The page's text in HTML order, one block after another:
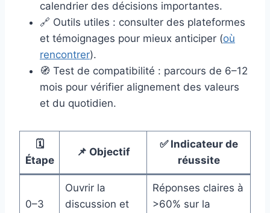
calendrier des décisions importantes.
🔗 Outils utiles : consulter des plateformes
et témoignages pour mieux anticiper (où
rencontrer).
🧭 Test de compatibilité : parcours de 6–12
mois pour vérifier alignement des valeurs
et du quotidien.
🗓️
Étape
📌 Objectif
✅ Indicateur de
réussite
0–3
Ouvrir la
discussion et
Réponses claires à
>60% sur la